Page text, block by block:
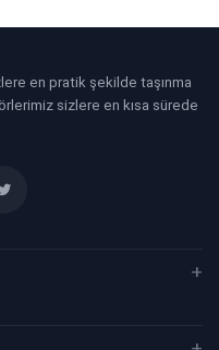
en pratik şekilde taşınma
sizlere en kısa sürede